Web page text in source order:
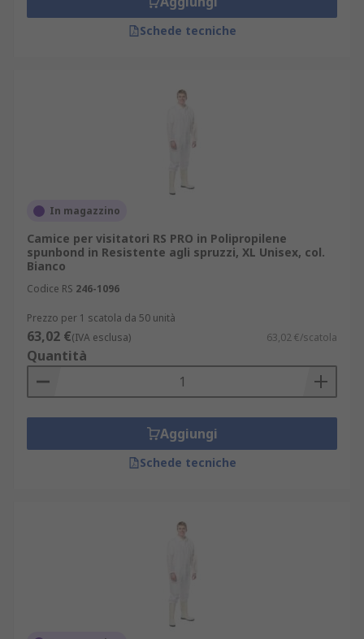
Schede tecniche
In magazzino
Camice per visitatori RS PRO in Polipropilene
spunbond in Resistente agli spruzzi, XL Unisex, col.
Bianco
Codice RS 246-1096
Prezzo per 1 scatola da 50 unità
63,02 €(IVA esclusa) 63,02 €/scatola
Quantità
Aggiungi
Schede tecniche